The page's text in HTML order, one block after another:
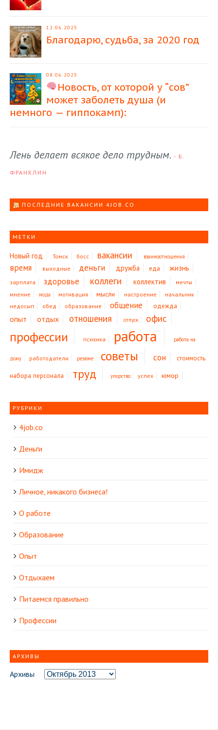
12.06.2025
Благодарю, судьба, за 2020 год
08.06.2025
Новость, от которой у “сов”
может заболеть душа (и
немного — гиппокамп):
Лень делает всякое дело трудным. - Б.
ФРАНКЛИН
ПОСЛЕДНИЕ ВАКАНСИИ 4JOB.CO
МЕТКИ
Новый год Томск босс вакансии взаимоотношения
время выходные деньги дружба еда жизнь
зарплата здоровье коллеги коллектив
мечты
мнение
мода мотивация мысли настроение
начальник
недосып
обед образование общение одежда
опыт отдых отношения отпуск офис
профессии психика работа работа на
дому работодатели резюме советы сон стоимость
набора персонала труд упорство успех юмор
РУБРИКИ
4job.co
Деньги
Имидж
Личное, никакого бизнеса!
О работе
Образование
Опыт
Отдыхаем
Питаемся правильно
Профессии
АРХИВЫ
Архивы